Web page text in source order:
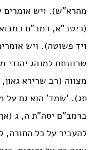
מהרא”ש). ויש אומרים
(ריטב”א, רמב”ם
ויד פשוטה). ויש
שכוונתם למנהג יהודי
מצווה (רב שרירא
תג). ‘שמד’ הוא גם על
ברמב”ם יסה”ת ה, ג